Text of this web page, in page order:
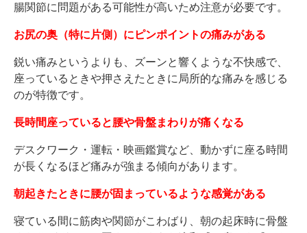
腸関節に問題がある可能性が高いため注意が必要です。
お尻の奥（特に片側）にピンポイントの痛みがある
鋭い痛みというよりも、ズーンと響くような不快感で、
座っているときや押さえたときに局所的な痛みを感じる
のが特徴です。
長時間座っていると腰や骨盤まわりが痛くなる
デスクワーク・運転・映画鑑賞など、動かずに座る時間
が長くなるほど痛みが強まる傾向があります。
朝起きたときに腰が固まっているような感覚がある
寝ている間に筋肉や関節がこわばり、朝の起床時に骨盤